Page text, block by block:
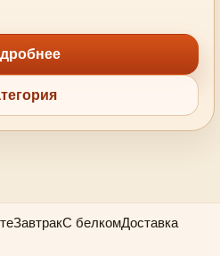
ЗавтракС белкомДоставка